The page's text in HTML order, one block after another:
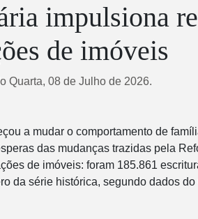
impulsiona
de imóveis
Quarta, 08 de Julho de 2026.
a mudar o comportamento de
das mudanças trazidas pela
de imóveis: foram 185.861
da série histórica, segundo dados